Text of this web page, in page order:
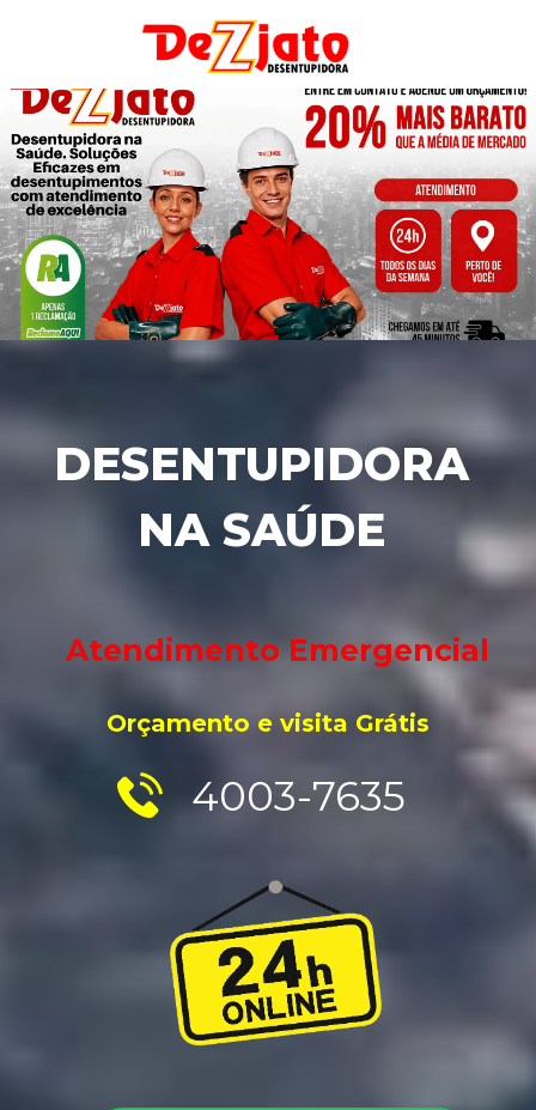
DESENTUPIDORA
NA SAÚDE
Orçamento e visita Grátis
4003-7635